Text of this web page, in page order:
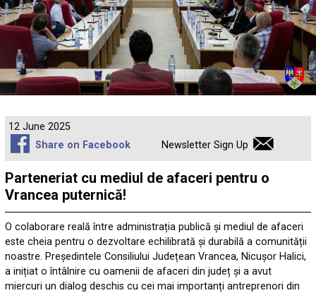
12 June 2025
Share on Facebook
Newsletter Sign Up
Parteneriat cu mediul de afaceri pentru o
Vrancea puternică!
O colaborare reală între administrația publică și mediul de afaceri
este cheia pentru o dezvoltare echilibrată și durabilă a comunității
noastre. Președintele Consiliului Județean Vrancea, Nicușor Halici,
a inițiat o întâlnire cu oamenii de afaceri din județ și a avut
miercuri un dialog deschis cu cei mai importanți antreprenori din